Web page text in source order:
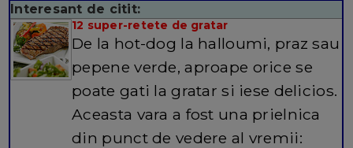
Interesant de citit:
12 super-retete de gratar
De la hot-dog la halloumi, praz sau
pepene verde, aproape orice se
poate gati la gratar si iese delicios.
Aceasta vara a fost una prielnica
din punct de vedere al vremii: